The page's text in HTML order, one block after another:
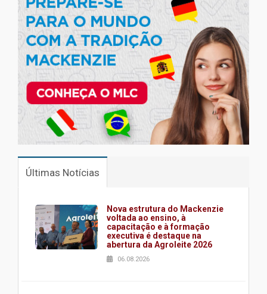
Últimas Notícias
Nova estrutura do Mackenzie
voltada ao ensino, à
capacitação e à formação
executiva é destaque na
abertura da Agroleite 2026
06.08.2026